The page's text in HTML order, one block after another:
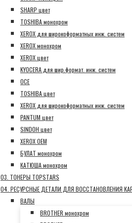
SHARP цвет
TOSHIBA монохром
XEROX для широкоформатных инж. систем
XEROX монохром
XEROX цвет
KYOCERA для шир.формат. инж. систем
OCE
TOSHIBA цвет
XEROX для широкоформатных инж. систем
PANTUM цвет
SINDOH цвет
XEROX OEM
БУЛАТ монохром
КАТЮША монохром
03. ТОНЕРЫ TOPSTARS
04. РЕСУРСНЫЕ ДЕТАЛИ ДЛЯ ВОССТАНОВЛЕНИЯ
ВАЛЫ
BROTHER монохром